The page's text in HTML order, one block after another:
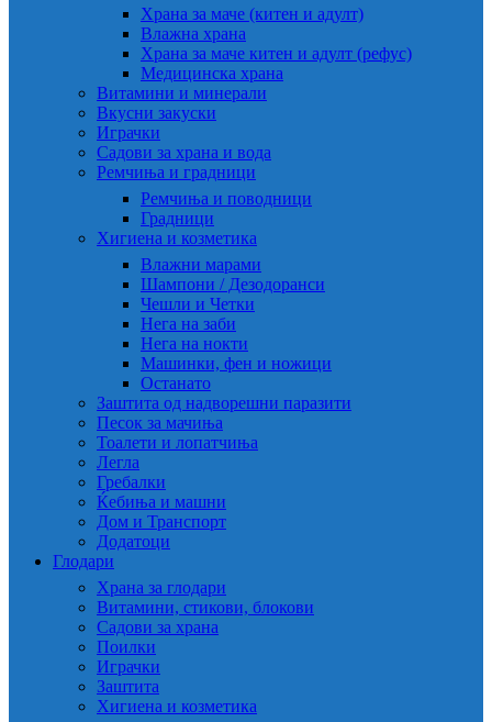
Храна за маче (китен и адулт)
Влажна храна
Храна за маче китен и адулт (рефус)
Медицинска храна
Витамини и минерали
Вкусни закуски
Играчки
Садови за храна и вода
Ремчиња и градници
Ремчиња и поводници
Градници
Хигиена и козметика
Влажни марами
Шампони / Дезодоранси
Чешли и Четки
Нега на заби
Нега на нокти
Машинки, фен и ножици
Останато
Заштита од надворешни паразити
Песок за мачиња
Тоалети и лопатчиња
Легла
Гребалки
Ќебиња и машни
Дом и Транспорт
Додатоци
Глодари
Храна за глодари
Витамини, стикови, блокови
Садови за храна
Поилки
Играчки
Заштита
Хигиена и козметика